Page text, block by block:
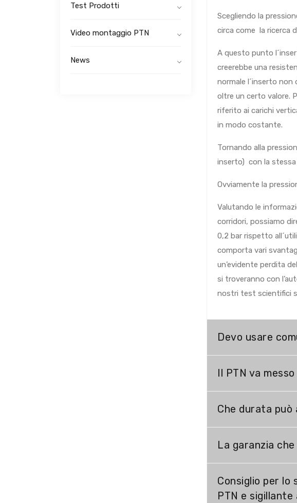
Scegliendo la
circa come la ricerca
A questo punto
creerebbe una
normale l´inserto non
oltre un certo valore.
riferito ai carichi
in modo costante.
Tornando alla
inserto) con la stessa
Ovviamente la
Valutando le
corridori, possiamo
0,2 bar rispetto
comporta vari
un’evidente perdita
si troveranno con
nostri test scientifici
Devo usare
Il PTN va
Che durata può
La garanzia
Consiglio per lo
PTN e sigillante
Test Prodotti
Video montaggio PTN
News